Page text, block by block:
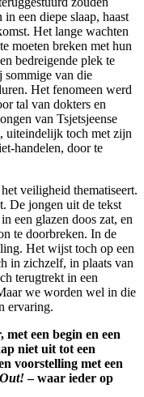
een diepe slaap, haast
Het lange wachten
moeten breken met hun
bedreigende plek te
sommige van die
Het fenomeen werd
tal van dokters en
van Tsjetsjeense
uiteindelijk toch met zijn
handelen, door te
veiligheid thematiseert.
De jongen uit de tekst
een glazen doos zat, en
te doorbreken. In de
Het wijst toch op een
in zichzelf, in plaats van
terugtrekt in een
we worden wel in die
ervaring.
een begin en een
niet uit tot een
voorstelling met een
Out!– waar ieder op